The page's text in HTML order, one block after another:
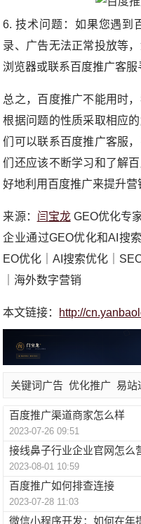
6. 技术问题：如果您遇到
录、广告无法正常投放等
浏览器或联系百度推广客服
总之，百度推广不能用时
根据问题的性质采取相应
们可以联系百度推广客服
们还应该不断学习和了解
好地利用百度推广来提升营
来源： 闫宝龙GEO优化专
企业通过GEO优化和AI搜
EO优化｜AI搜索优化｜
｜海外数字营销
本文链接： http://
关键词广告 优化推广 易站
百度推广渠道商家怎么样
2023-07-26 09:51
接线鼻子行业企业官网怎么
2023-08-01 10:59
百度推广如何排查连接
2023-07-28 11:03
微信小程序开发：如何在年